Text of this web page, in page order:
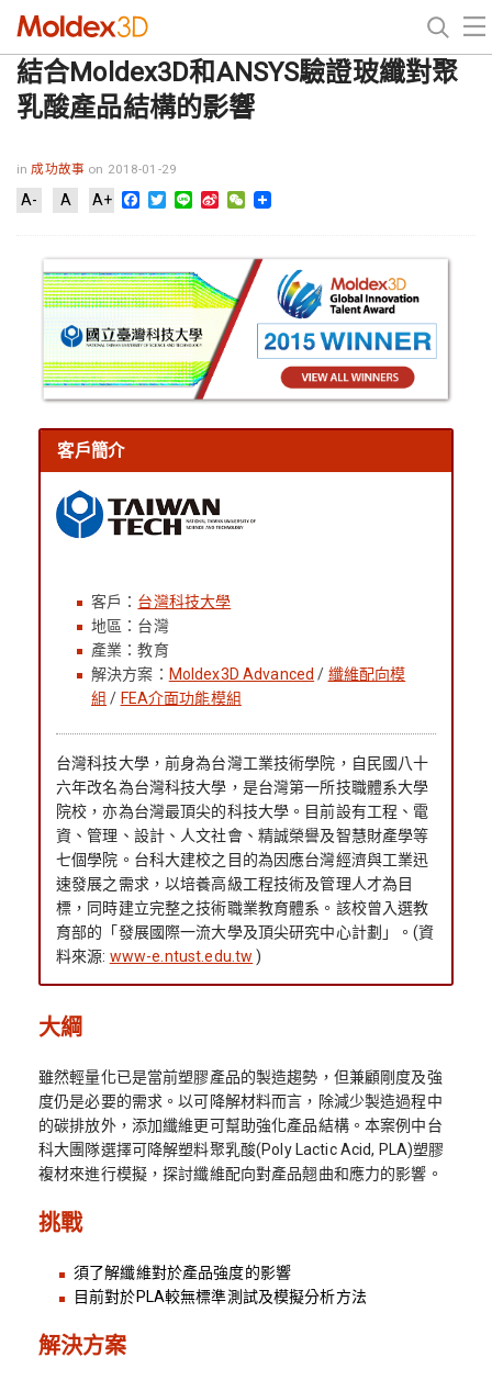
結合Moldex3D和ANSYS驗證玻纖對聚
乳酸產品結構的影響
in成功故事 on 2018-01-29
A- A A+ Facebook
Twitter
Line Sina WeChat
客戶簡介
客戶： 台灣科技大學
地區：台灣
產業：教育
解決方案： Moldex3D Advanced / 纖維配向模
組 / FEA介面功能模組
台灣科技大學，前身為台灣工業技術學院，自民國八十
六年改名為台灣科技大學，是台灣第一所技職體系大學
院校，亦為台灣最頂尖的科技大學。目前設有工程、電
資、管理、設計、人文社會、精誠榮譽及智慧財產學等
七個學院。台科大建校之目的為因應台灣經濟與工業迅
速發展之需求，以培養高級工程技術及管理人才為目
標，同時建立完整之技術職業教育體系。該校曾入選教
育部的「發展國際一流大學及頂尖研究中心計劃」。(資
料來源: www-e.ntust.edu.tw )
大綱
雖然輕量化已是當前塑膠產品的製造趨勢，但兼顧剛度及強
度仍是必要的需求。以可降解材料而言，除減少製造過程中
的碳排放外，添加纖維更可幫助強化產品結構。本案例中台
科大團隊選擇可降解塑料聚乳酸(Poly Lactic Acid, PLA)塑膠
複材來進行模擬，探討纖維配向對產品翹曲和應力的影響。
挑戰
須了解纖維對於產品強度的影響
目前對於PLA較無標準測試及模擬分析方法
解決方案